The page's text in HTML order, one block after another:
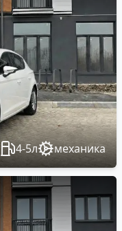
4-5л механика